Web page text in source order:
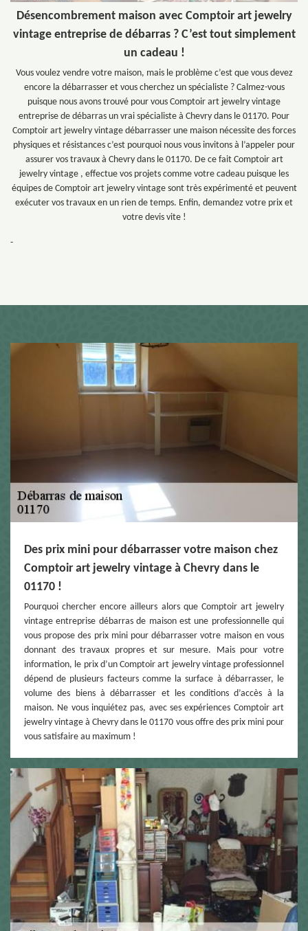
Désencombrement maison avec Comptoir art jewelry
vintage entreprise de débarras ? C’est tout simplement
un cadeau !
Vous voulez vendre votre maison, mais le problème c’est que vous devez
encore la débarrasser et vous cherchez un spécialiste ? Calmez-vous
puisque nous avons trouvé pour vous Comptoir art jewelry vintage
entreprise de débarras un vrai spécialiste à Chevry dans le 01170. Pour
Comptoir art jewelry vintage débarrasser une maison nécessite des forces
physiques et résistances c’est pourquoi nous vous invitons à l’appeler pour
assurer vos travaux à Chevry dans le 01170. De ce fait Comptoir art
jewelry vintage , effectue vos projets comme votre cadeau puisque les
équipes de Comptoir art jewelry vintage sont très expérimenté et peuvent
exécuter vos travaux en un rien de temps. Enfin, demandez votre prix et
votre devis vite !
-
Des prix mini pour débarrasser votre maison chez
Comptoir art jewelry vintage à Chevry dans le
01170 !
Pourquoi chercher encore ailleurs alors que Comptoir art jewelry
vintage entreprise débarras de maison est une professionnelle qui
vous propose des prix mini pour débarrasser votre maison en vous
donnant des travaux propres et sur mesure. Mais pour votre
information, le prix d’un Comptoir art jewelry vintage professionnel
dépend de plusieurs facteurs comme la surface à débarrasser, le
volume des biens à débarrasser et les conditions d’accès à la
maison. Ne vous inquiétez pas, avec ses expériences Comptoir art
jewelry vintage à Chevry dans le 01170 vous offre des prix mini pour
vous satisfaire au maximum !